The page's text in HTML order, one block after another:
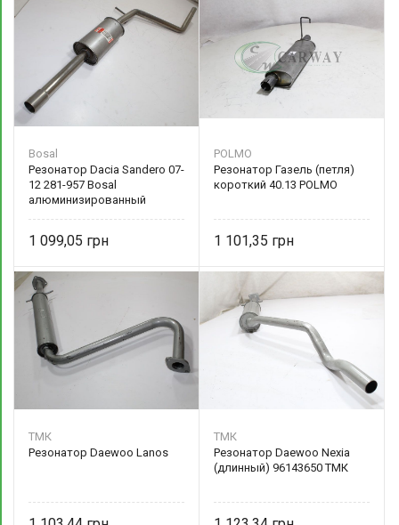
Bosal
Резонатор Dacia Sandero 07-
12 281-957 Bosal
алюминизированный
1 099,05
POLMO
Резонатор Газель (петля)
короткий 40.13 POLMO
1 101,35
ТМК
Резонатор Daewoo Lanos
ТМК
Резонатор Daewoo Nexia
(длинный) 96143650 ТМК